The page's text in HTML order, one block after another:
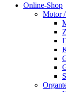
Online-Shop
Motor